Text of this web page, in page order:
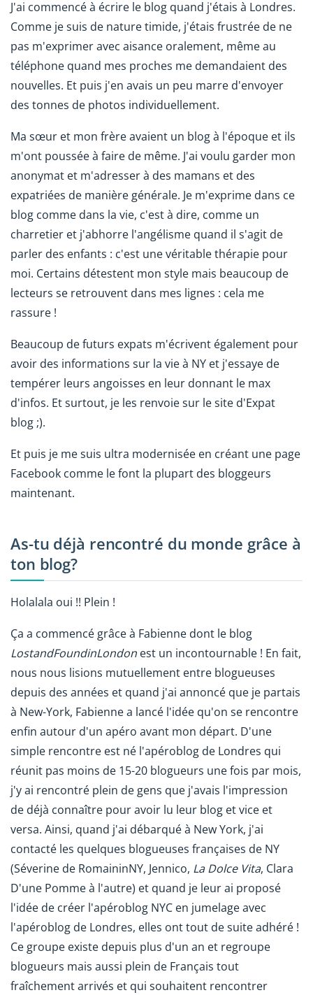
J'ai commencé à écrire le blog quand j'étais à Londres.
Comme je suis de nature timide, j'étais frustrée de ne
pas m'exprimer avec aisance oralement, même au
téléphone quand mes proches me demandaient des
nouvelles. Et puis j'en avais un peu marre d'envoyer
des tonnes de photos individuellement.
Ma sœur et mon frère avaient un blog à l'époque et ils
m'ont poussée à faire de même. J'ai voulu garder mon
anonymat et m'adresser à des mamans et des
expatriées de manière générale. Je m'exprime dans ce
blog comme dans la vie, c'est à dire, comme un
charretier et j'abhorre l'angélisme quand il s'agit de
parler des enfants : c'est une véritable thérapie pour
moi. Certains détestent mon style mais beaucoup de
lecteurs se retrouvent dans mes lignes : cela me
rassure !
Beaucoup de futurs expats m'écrivent également pour
avoir des informations sur la vie à NY et j'essaye de
tempérer leurs angoisses en leur donnant le max
d'infos. Et surtout, je les renvoie sur le site d'Expat
blog ;).
Et puis je me suis ultra modernisée en créant une page
Facebook comme le font la plupart des bloggeurs
maintenant.
As-tu déjà rencontré du monde grâce à
ton blog?
Holalala oui !! Plein !
Ça a commencé grâce à Fabienne dont le blog
LostandFoundinLondon est un incontournable ! En fait,
nous nous lisions mutuellement entre blogueuses
depuis des années et quand j'ai annoncé que je partais
à New-York, Fabienne a lancé l'idée qu'on se rencontre
enfin autour d'un apéro avant mon départ. D'une
simple rencontre est né l'apéroblog de Londres qui
réunit pas moins de 15-20 blogueurs une fois par mois,
j'y ai rencontré plein de gens que j'avais l'impression
de déjà connaître pour avoir lu leur blog et vice et
versa. Ainsi, quand j'ai débarqué à New York, j'ai
contacté les quelques blogueuses françaises de NY
(Séverine de RomaininNY, Jennico, La Dolce Vita, Clara
D'une Pomme à l'autre) et quand je leur ai proposé
l'idée de créer l'apéroblog NYC en jumelage avec
l'apéroblog de Londres, elles ont tout de suite adhéré !
Ce groupe existe depuis plus d'un an et regroupe
blogueurs mais aussi plein de Français tout
fraîchement arrivés et qui souhaitent rencontrer